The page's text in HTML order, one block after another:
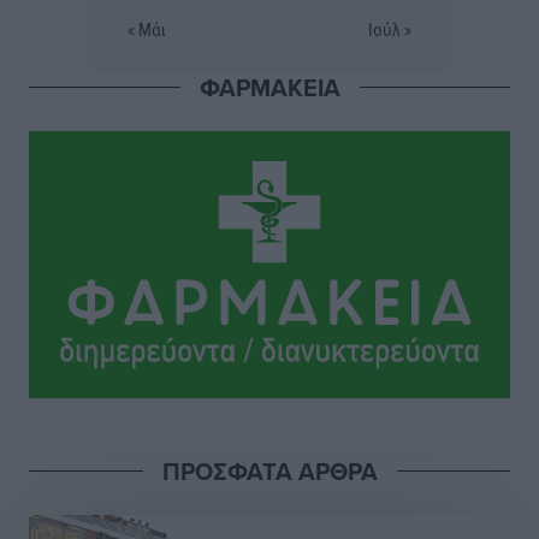
Αθλητικά• πριν 5 ώρες
Σι Τζέι Χάρις: «Να πανηγυρίσουμε πολλές νίκες μαζί»
Αθλητικά • πριν 5 ώρες
Ροδήλιος: Ο απολογισμός από το Πανελλήνιο
Πρωτάθλημα Πίστας
Αθλητικά• πριν 5 ώρες
« Μάι Ιούλ »
ΦΑΡΜΑΚΕΙΑ
ΠΡΟΣΦΑΤΑ ΑΡΘΡΑ